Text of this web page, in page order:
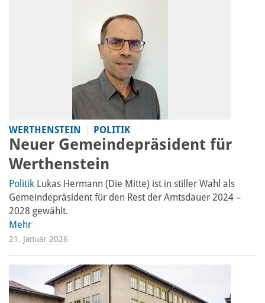
WERTHENSTEIN POLITIK
Neuer Gemeindepräsident für
Werthenstein
Politik Lukas Hermann (Die Mitte) ist in stiller Wahl als
Gemeindepräsident für den Rest der Amtsdauer 2024 –
2028 gewählt.
Mehr
21. Januar 2026